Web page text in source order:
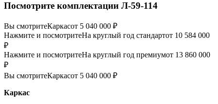
Посмотрите комплектации Л-59-114
Вы смотритеКаркасот 5 040 000 ₽
Нажмите и посмотритеНа круглый год стандартот 10 584 000
₽
Нажмите и посмотритеНа круглый год премиумот 13 860 000
₽
Вы смотритеКаркасот 5 040 000 ₽
Каркас